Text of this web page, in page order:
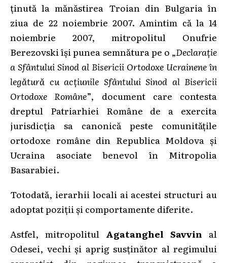
ținută la mănăstirea Troian din Bulgaria în
ziua de 22 noiembrie 2007. Amintim că la 14
noiembrie 2007, mitropolitul Onufrie
Berezovski își punea semnătura pe o „Declarație
a Sfântului Sinod al Bisericii Ortodoxe Ucrainene în
legătură cu acțiunile Sfântului Sinod al Bisericii
Ortodoxe Române”, document care contesta
dreptul Patriarhiei Române de a exercita
jurisdicția sa canonică peste comunitățile
ortodoxe române din Republica Moldova și
Ucraina asociate benevol în Mitropolia
Basarabiei.
Totodată, ierarhii locali ai acestei structuri au
adoptat poziții și comportamente diferite.
Astfel, mitropolitul Agatanghel Savvin al
Odesei, vechi și aprig susținător al regimului